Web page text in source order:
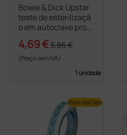
Bowie & Dick Upstar
teste de esterilizaçã
o em autoclave pron
to a utilizar
4,69 €5,86 €
(Preço sem IVA)
1 unidade
mais opções